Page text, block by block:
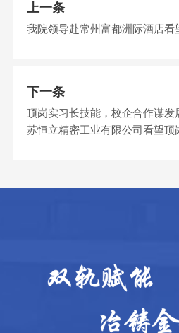
上一条
我院领导赴常州富都洲际酒店看
下一条
顶岗实习长技能，校企合作谋
苏恒立精密工业有限公司看望顶